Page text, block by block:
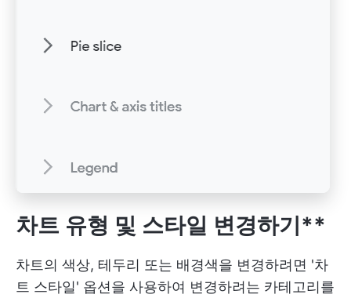
차트 유형 및 스타일 변경하기**
차트의 색상, 테두리 또는 배경색을 변경하려면 '차
트 스타일' 옵션을 사용하여 변경하려는 카테고리를